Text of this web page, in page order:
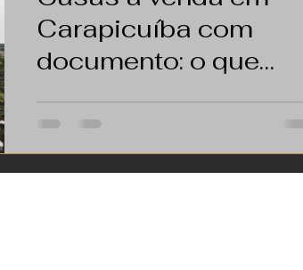
Carapicuíba com
documento: o que
antes de comprar
Regularização de Imóveis em
Carapicuíba: Tudo o que Você Precisa